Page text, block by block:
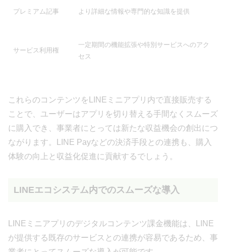
プレミアム記事 より詳細な情報や専門的な知識を提供
サービス利用権
一定期間の機能拡張や特別サービスへのアク
セス
これらのコンテンツをLINEミニアプリ内で直接販売する
ことで、ユーザーはアプリを切り替える手間なくスムーズ
に購入でき、事業者にとっては新たな収益機会の創出につ
ながります。LINE Payなどの決済手段との連携も、購入
体験の向上と収益化促進に貢献するでしょう。
LINEエコシステム内でのスムーズな導入
LINEミニアプリのデジタルコンテンツ課金機能は、LINE
が提供する既存のサービスとの連携が容易であるため、事